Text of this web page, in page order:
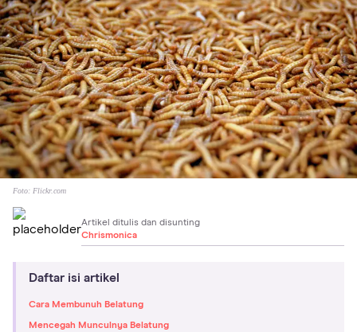
Foto: Flickr.com
Artikel ditulis dan disunting
Chrismonica
Daftar isi artikel
Cara Membunuh Belatung
Mencegah Munculnya Belatung